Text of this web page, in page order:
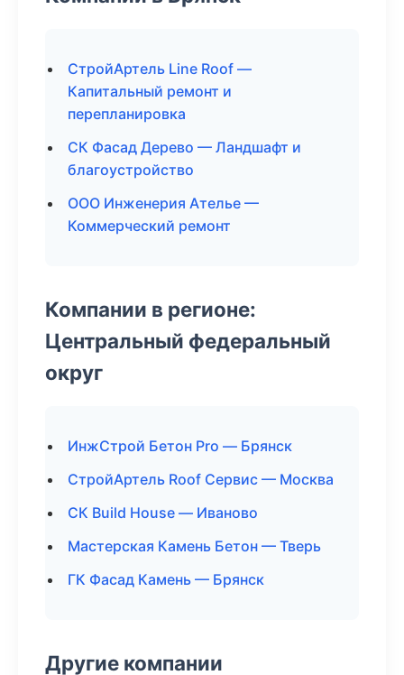
СтройАртель Line Roof —
Капитальный ремонт и
перепланировка
СК Фасад Дерево — Ландшафт и
благоустройство
ООО Инженерия Ателье —
Коммерческий ремонт
Компании в регионе:
Центральный федеральный
округ
ИнжСтрой Бетон Pro — Брянск
СтройАртель Roof Сервис — Москва
СК Build House — Иваново
Мастерская Камень Бетон — Тверь
ГК Фасад Камень — Брянск
Другие компании